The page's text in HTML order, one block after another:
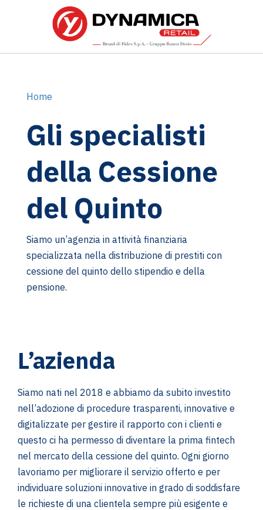
Home
Gli specialisti
della Cessione
del Quinto
Siamo un’agenzia in attività finanziaria
specializzata nella distribuzione di prestiti con
cessione del quinto dello stipendio e della
pensione.
L’azienda
Siamo nati nel 2018 e abbiamo da subito investito
nell’adozione di procedure trasparenti, innovative e
digitalizzate per gestire il rapporto con i clienti e
questo ci ha permesso di diventare la prima fintech
nel mercato della cessione del quinto. Ogni giorno
lavoriamo per migliorare il servizio offerto e per
individuare soluzioni innovative in grado di soddisfare
le richieste di una clientela sempre più esigente e